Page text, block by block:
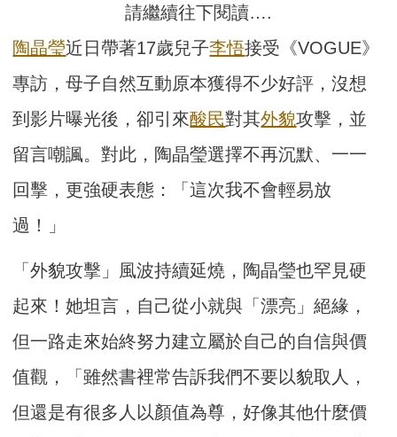
請繼續往下閱讀….
陶晶瑩近日帶著17歲兒子李悟接受《VOGUE》
專訪，母子自然互動原本獲得不少好評，沒想
到影片曝光後，卻引來酸民對其外貌攻擊，並
留言嘲諷。對此，陶晶瑩選擇不再沉默、一一
回擊，更強硬表態：「這次我不會輕易放
過！」
「外貌攻擊」風波持續延燒，陶晶瑩也罕見硬
起來！她坦言，自己從小就與「漂亮」絕緣，
但一路走來始終努力建立屬於自己的自信與價
值觀，「雖然書裡常告訴我們不要以貌取人，
但還是有很多人以顏值為尊，好像其他什麼價